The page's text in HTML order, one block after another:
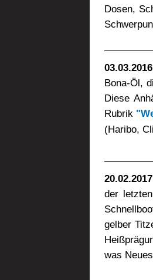
Dosen,
Bona-Öl,
Diese
Rubrik
(Haribo,
der
gelber
was